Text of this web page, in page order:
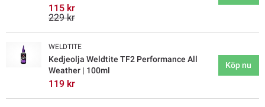
115 kr
229 kr
WELDTITE
Kedjeolja Weldtite TF2 Performance All
Weather | 100ml
119 kr
Köp nu